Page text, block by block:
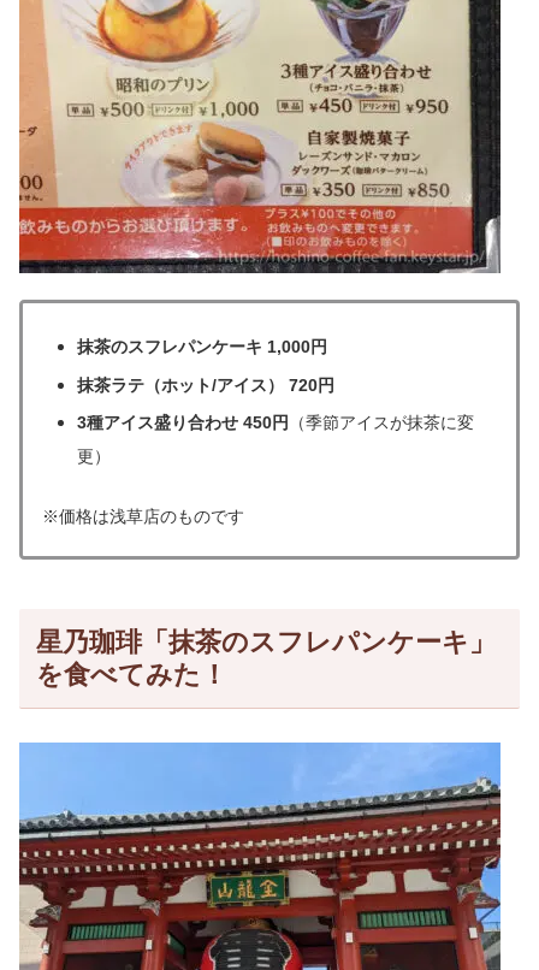
抹茶のスフレパンケーキ 1,000円
抹茶ラテ（ホット/アイス） 720円
3種アイス盛り合わせ 450円
（季節アイスが抹茶に変
更）
※価格は浅草店のものです
星乃珈琲「抹茶のスフレパンケーキ」
を食べてみた！